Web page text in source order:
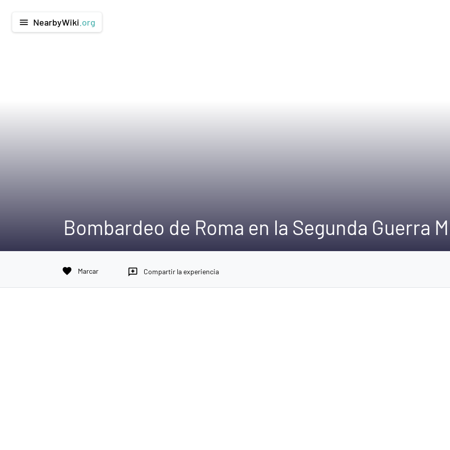
menu NearbyWiki .org
Bombardeo de Roma en la Segunda Guerra
favorite Marcar reviews Compartir la experiencia